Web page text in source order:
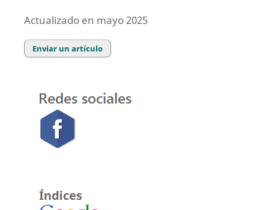
Actualizado en mayo 2025
Enviar un artículo